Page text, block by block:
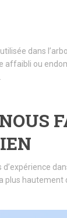
dans
affaibli ou
d’expérience
plus hautement